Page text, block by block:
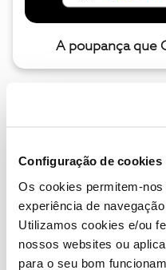
Configuração de cookies
Os cookies permitem-
experiência de
Utilizamos cookies e/ou
nossos websites ou
para o seu bom
A poupança que
Descubra as